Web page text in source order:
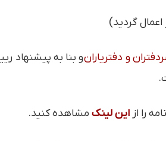
گردید)
و دفتریارانو بنا به پیشنهاد
را از این لینک مشاهده کنید.